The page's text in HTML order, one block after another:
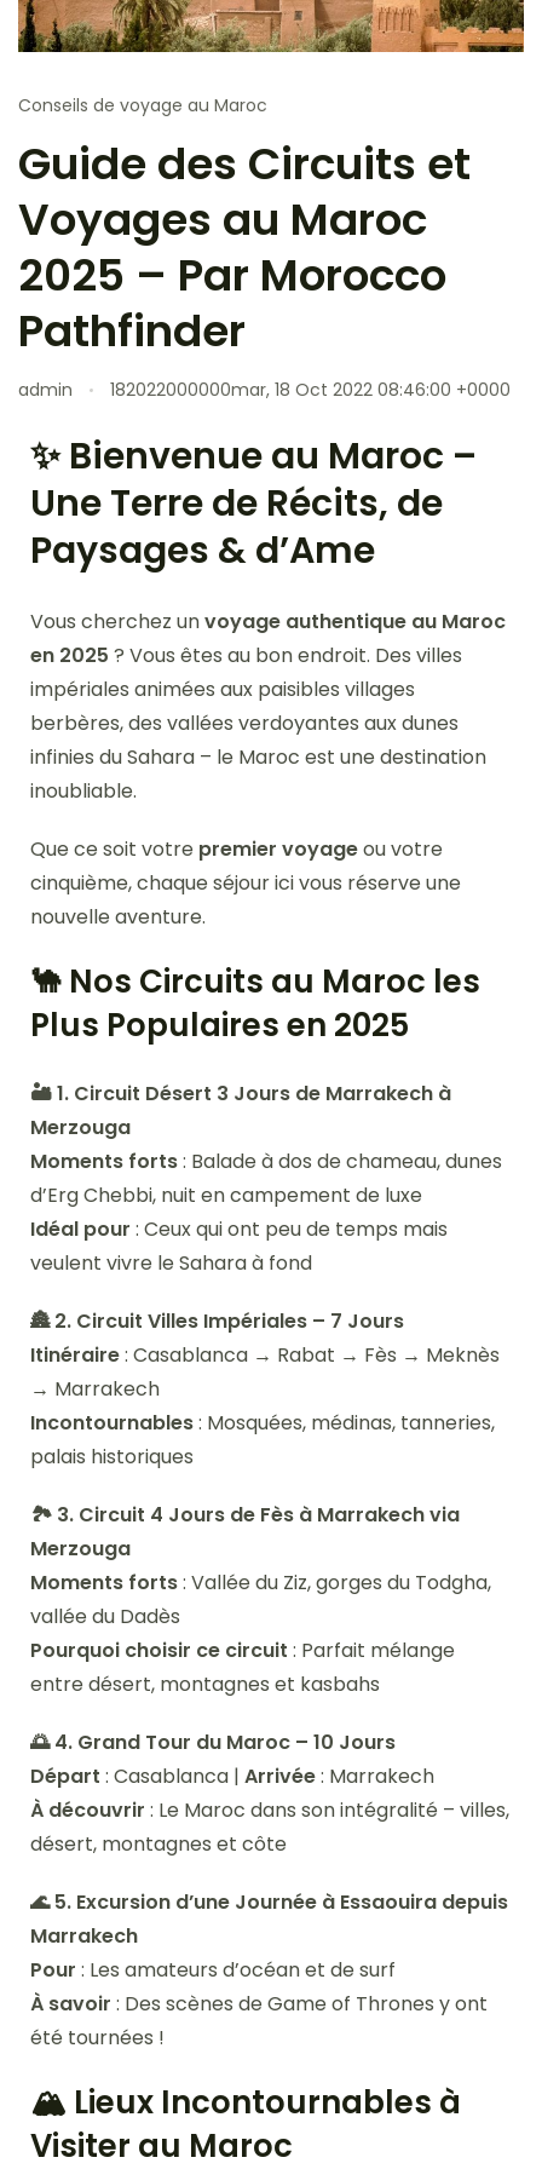
Conseils de voyage au Maroc
Guide des Circuits et
Voyages au Maroc
2025 – Par Morocco
Pathfinder
admin 182022000000mar, 18 Oct 2022 08:46:00 +0000
✨ Bienvenue au Maroc –
Une Terre de Récits, de
Paysages & d’Ame
Vous cherchez unvoyage authentique au Maroc
en 2025 ? Vous êtes au bon endroit. Des villes
impériales animées aux paisibles villages
berbères, des vallées verdoyantes aux dunes
infinies du Sahara – le Maroc est une destination
inoubliable.
Que ce soit votre premier voyageou votre
cinquième, chaque séjour ici vous réserve une
nouvelle aventure.
🐪 Nos Circuits au Maroc les
Plus Populaires en 2025
🏜️ 1. Circuit Désert 3 Jours de Marrakech à
Merzouga
Moments forts: Balade à dos de chameau, dunes
d’Erg Chebbi, nuit en campement de luxe
Idéal pour : Ceux qui ont peu de temps mais
veulent vivre le Sahara à fond
🏯 2. Circuit Villes Impériales – 7 Jours
Itinéraire: Casablanca → Rabat → Fès → Meknès
→ Marrakech
Incontournables: Mosquées, médinas, tanneries,
palais historiques
🏞️ 3. Circuit 4 Jours de Fès à Marrakech via
Merzouga
Moments forts: Vallée du Ziz, gorges du Todgha,
vallée du Dadès
Pourquoi choisir ce circuit : Parfait mélange
entre désert, montagnes et kasbahs
🌅 4. Grand Tour du Maroc – 10 Jours
Départ : Casablanca | Arrivée: Marrakech
À découvrir : Le Maroc dans son intégralité – villes,
désert, montagnes et côte
🌊 5. Excursion d’une Journée à Essaouira depuis
Marrakech
Pour : Les amateurs d’océan et de surf
À savoir : Des scènes de Game of Thrones y ont
été tournées !
🏔️ Lieux Incontournables à
Visiter au Maroc